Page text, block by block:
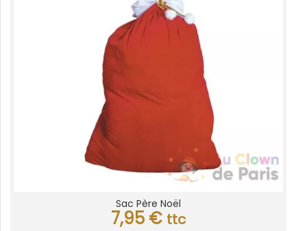
Sac Père Noël
7,95 € ttc